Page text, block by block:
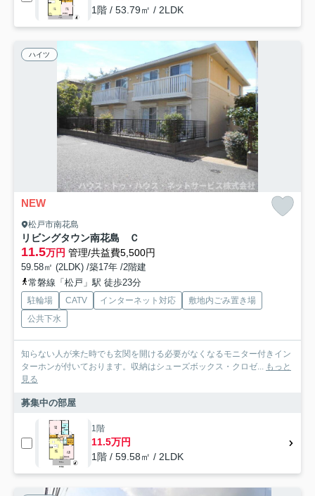
1階 / 53.79㎡ / 2LDK
ハイツ
NEW
松戸市南花島
リビングタウン南花島 Ｃ
11.5万円 管理/共益費5,500円
59.58㎡ (2LDK) /築17年 /2階建
常磐線「松戸」駅 徒歩23分
駐輪場 CATV インターネット対応
敷地内ごみ置き場
公共下水
知らない人が来た時でも玄関を開ける必要がなくなるモニター付きイン
ターホンが付いております。収納はシューズボックス・クロゼ... もっと
見る
募集中の部屋
1階
11.5万円
1階 / 59.58㎡ / 2LDK